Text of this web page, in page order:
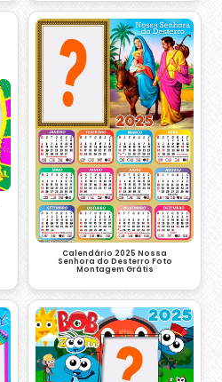
Calendário 2025 Nossa
Senhora do Desterro Foto
Montagem Grátis